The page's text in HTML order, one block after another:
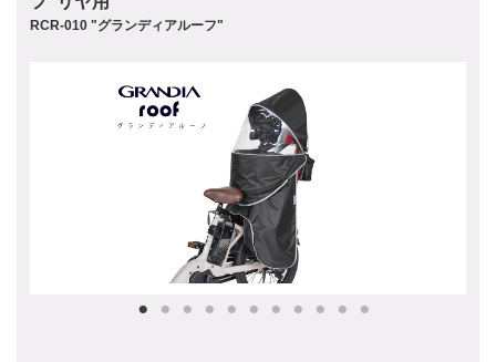
RCR-010 "グランディアルーフ"